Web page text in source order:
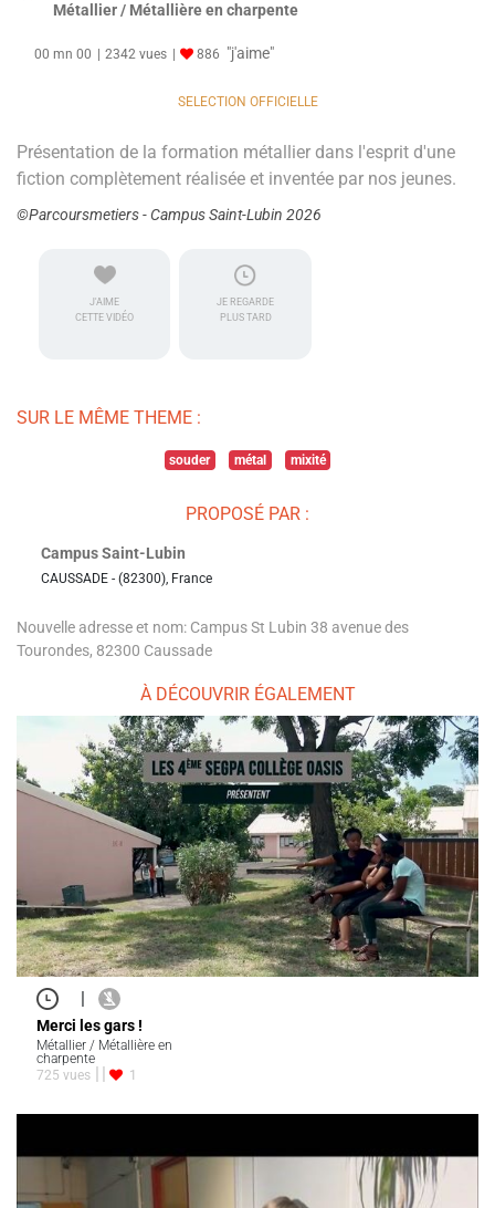
Métallier / Métallière en charpente
00 mn 00 2342 vues 886 "j'aime"
SELECTION OFFICIELLE
Présentation de la formation métallier dans l'esprit d'une
fiction complètement réalisée et inventée par nos jeunes.
©Parcoursmetiers - Campus Saint-Lubin 2026
J'AIME
CETTE VIDÉO
JE REGARDE
PLUS TARD
SUR LE MÊME THEME :
souder métal mixité
PROPOSÉ PAR :
Campus Saint-Lubin
CAUSSADE - (82300), France
Nouvelle adresse et nom: Campus St Lubin 38 avenue des
Tourondes, 82300 Caussade
À DÉCOUVRIR ÉGALEMENT
|
Merci les gars !
Métallier / Métallière en
charpente
725 vues
1